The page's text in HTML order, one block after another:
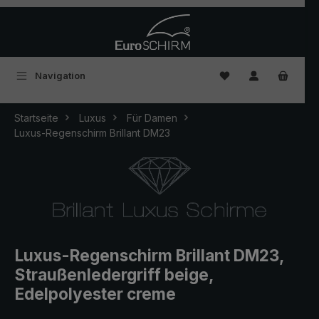
Navigation Du hast 0
Startseite Luxus
Für Damen
Luxus-Regenschirm Brillant DM23
Luxus-Regenschirm Brillant DM23,
Straußenledergriff beige,
Edelpolyester creme